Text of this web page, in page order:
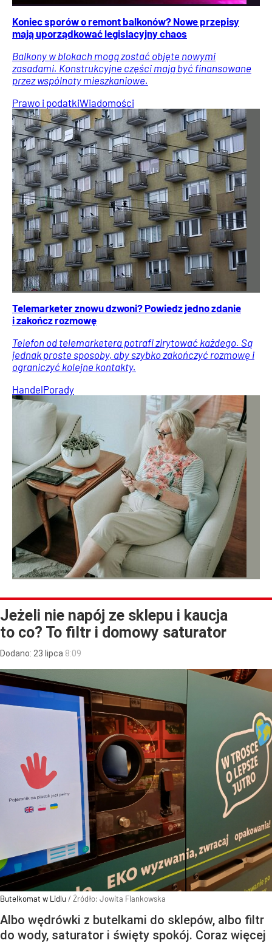
Koniec sporów o remont balkonów? Nowe przepisy
mają uporządkować legislacyjny chaos
Balkony w blokach mogą zostać objęte nowymi
zasadami. Konstrukcyjne części mają być finansowane
przez wspólnoty mieszkaniowe.
Prawo i podatkiWiadomości
Telemarketer znowu dzwoni? Powiedz jedno zdanie
i zakończ rozmowę
Telefon od telemarketera potrafi zirytować każdego. Są
jednak proste sposoby, aby szybko zakończyć rozmowę i
ograniczyć kolejne kontakty.
HandelPorady
Jeżeli nie napój ze sklepu i kaucja
to co? To filtr i domowy saturator
Dodano: 23 lipca 8:09
Butelkomat w Lidlu / Źródło: Jowita Flankowska
Albo wędrówki z butelkami do sklepów, albo filtr
do wody, saturator i święty spokój. Coraz więcej